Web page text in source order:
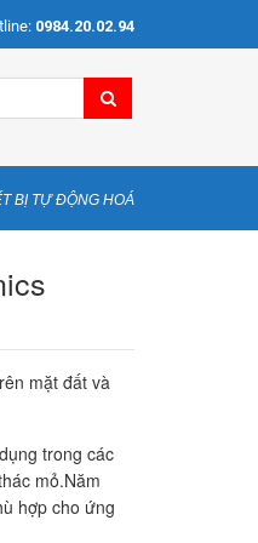
0984.20.02.94
BỊ TỰ ĐỘNG HOÁ
mặt đất và
trong các
mỏ.Năm
hợp cho ứng